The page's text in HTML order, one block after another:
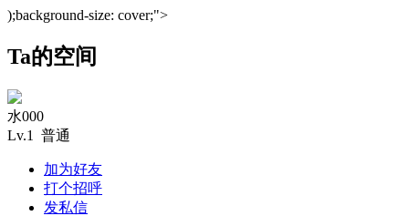
);background-size: cover;">
Ta的空间
水000
Lv.1 普通
加为好友
打个招呼
发私信